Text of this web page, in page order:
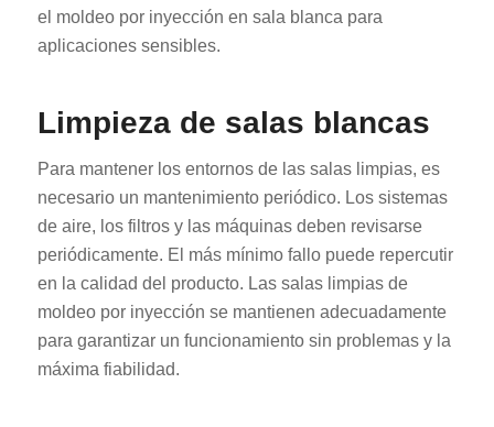
el moldeo por inyección en sala blanca para
aplicaciones sensibles.
Limpieza de salas blancas
Para mantener los entornos de las salas limpias, es
necesario un mantenimiento periódico. Los sistemas
de aire, los filtros y las máquinas deben revisarse
periódicamente. El más mínimo fallo puede repercutir
en la calidad del producto. Las salas limpias de
moldeo por inyección se mantienen adecuadamente
para garantizar un funcionamiento sin problemas y la
máxima fiabilidad.